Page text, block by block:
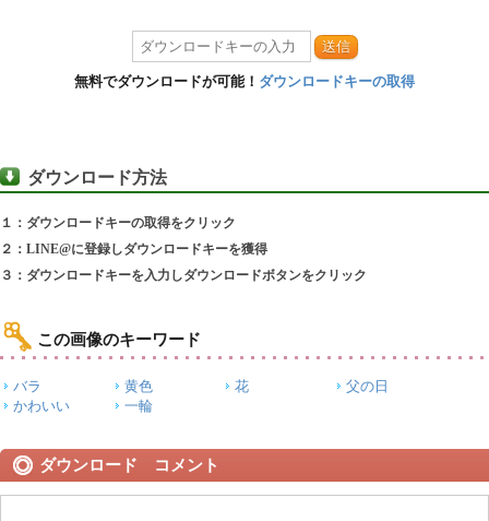
送信
無料でダウンロードが可能！ ダウンロードキーの取得
ダウンロード方法
１：ダウンロードキーの取得をクリック
２：LINE@に登録しダウンロードキーを獲得
３：ダウンロードキーを入力しダウンロードボタンをクリック
この画像のキーワード
バラ 黄色 花
父の日
かわいい
一輪
ダウンロード コメント